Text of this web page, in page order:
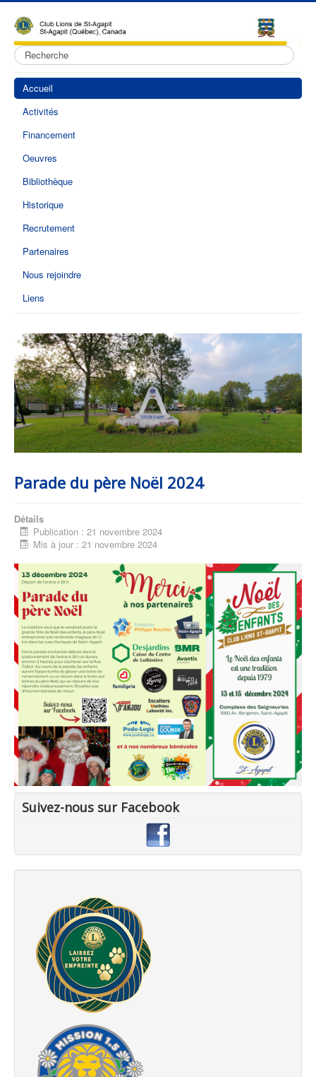
Rechercher
Accueil
Activités
Financement
Oeuvres
Bibliothèque
Historique
Recrutement
Partenaires
Nous rejoindre
Liens
Parade du père Noël 2024
Détails
Publication : 21 novembre 2024
Mis à jour : 21 novembre 2024
Suivez-nous sur Facebook